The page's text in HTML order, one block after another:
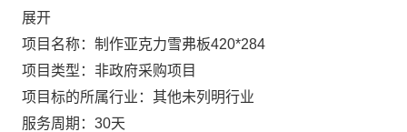
展开
项目名称： 制作亚克力雪弗板420*284
项目类型： 非政府采购项目
项目标的所属行业： 其他未列明行业
服务周期： 30天